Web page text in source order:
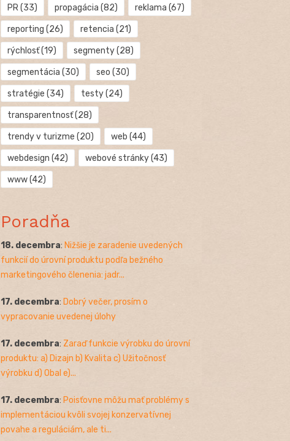
PR(33) propagácia (82) reklama (67)
reporting (26) retencia (21)
rýchlosť(19) segmenty(28)
segmentácia (30) seo (30)
stratégie (34) testy(24)
transparentnosť(28)
trendy v turizme (20) web (44)
webdesign (42) webové stránky(43)
www(42)
Poradňa
18. decembra: Nižšie je zaradenie uvedených
funkcií do úrovní produktu podľa bežného
marketingového členenia: jadr...
17. decembra: Dobrý večer, prosím o
vypracovanie uvedenej úlohy
17. decembra: Zaraď funkcie výrobku do úrovní
produktu: a) Dizajn b) Kvalita c) Užitočnosť
výrobku d) Obal e)...
17. decembra: Poisťovne môžu mať problémy s
implementáciou kvôli svojej konzervatívnej
povahe a reguláciám, ale ti...